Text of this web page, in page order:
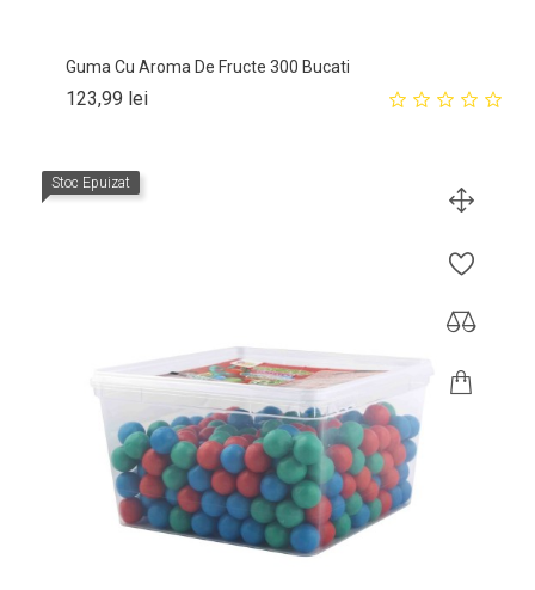
Guma Cu Aroma De Fructe 300 Bucati
123,99 leiPret
Stoc Epuizat